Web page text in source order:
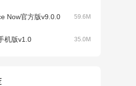
Now官方版v9.0.0 59.6M
机版v1.0 35.0M